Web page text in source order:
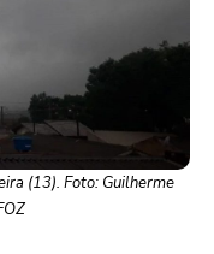
(13). Foto: Guilherme